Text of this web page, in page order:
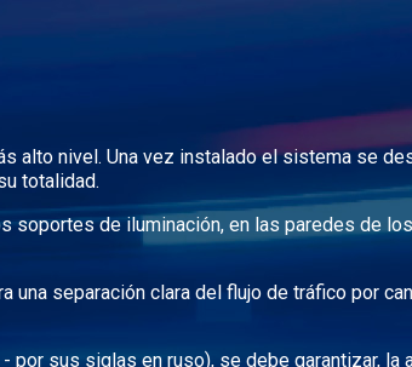
alto nivel. Una vez instalado el sistema se
totalidad.
de iluminación, en las paredes de
separación clara del flujo de tráfico por
sus siglas en ruso), se debe garantizar, la